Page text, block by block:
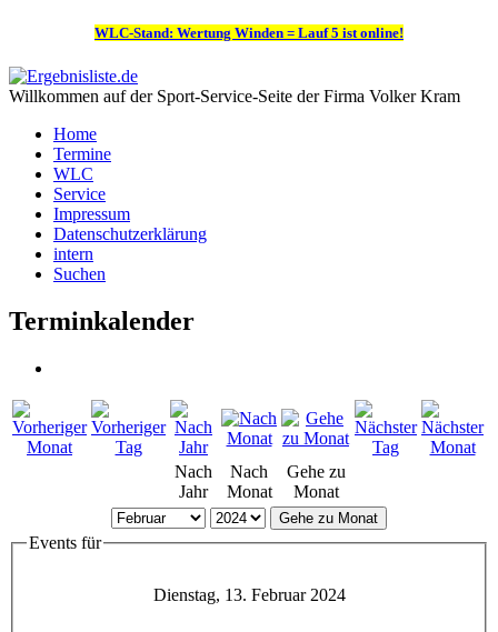
WLC-Stand: Wertung Winden = Lauf 5 ist online!
Willkommen auf der Sport-Service-Seite der Firma Volker Kram
Home
Termine
WLC
Service
Impressum
Datenschutzerklärung
intern
Suchen
Terminkalender
Nach
Jahr
Nach
Monat
Gehe zu
Monat
Gehe zu Monat
Events für
Dienstag, 13. Februar 2024